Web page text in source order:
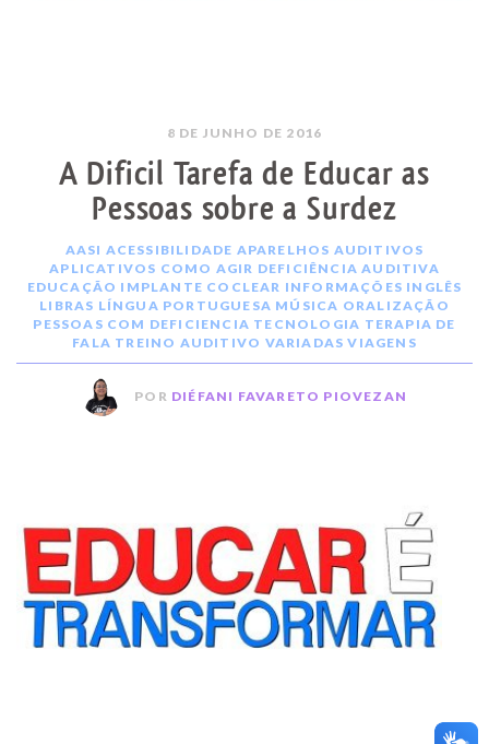
8 DE JUNHO DE 2016
A Dificil Tarefa de Educar as
Pessoas sobre a Surdez
AASI ACESSIBILIDADE APARELHOS AUDITIVOS
APLICATIVOS COMO AGIR DEFICIÊNCIA AUDITIVA
EDUCAÇÃO IMPLANTE COCLEAR INFORMAÇÕES INGLÊS
LIBRAS LÍNGUA PORTUGUESA MÚSICA ORALIZAÇÃO
PESSOAS COM DEFICIENCIA TECNOLOGIA TERAPIA DE
FALA TREINO AUDITIVO VARIADAS VIAGENS
POR DIÉFANI FAVARETO PIOVEZAN